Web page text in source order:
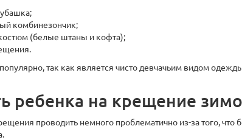
комбинезончик;
(белые штаны и кофта);
так как является чисто девчачьим видом
ребенка на крещение
проводить немного проблематично из-за того,